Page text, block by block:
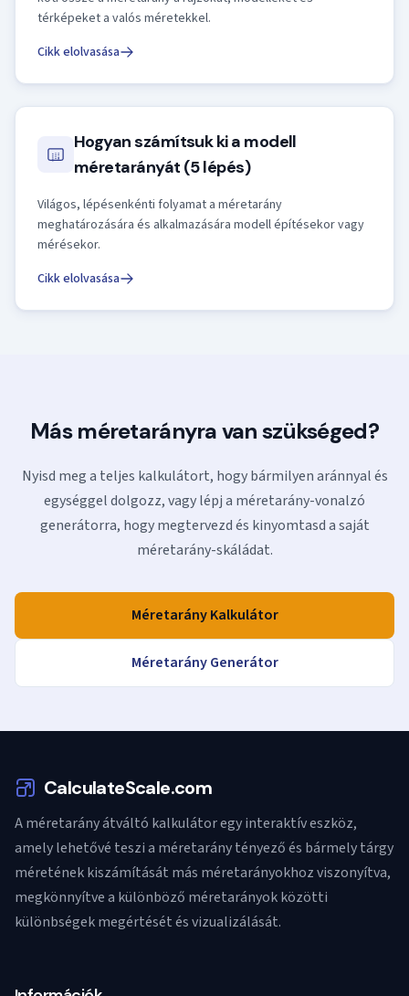
térképeket a valós méretekkel.
Cikk elolvasása
Hogyan számítsuk ki a modell
méretarányát (5 lépés)
Világos, lépésenkénti folyamat a méretarány
meghatározására és alkalmazására modell építésekor vagy
mérésekor.
Cikk elolvasása
Más méretarányra van szükséged?
Nyisd meg a teljes kalkulátort, hogy bármilyen aránnyal és
egységgel dolgozz, vagy lépj a méretarány-vonalzó
generátorra, hogy megtervezd és kinyomtasd a saját
méretarány-skáládat.
Méretarány Kalkulátor
Méretarány Generátor
CalculateScale.com
A méretarány átváltó kalkulátor egy interaktív eszköz,
amely lehetővé teszi a méretarány tényező és bármely tárgy
méretének kiszámítását más méretarányokhoz viszonyítva,
megkönnyítve a különböző méretarányok közötti
különbségek megértését és vizualizálását.